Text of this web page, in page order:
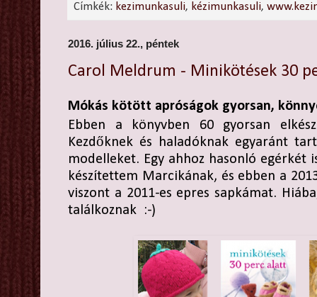
Címkék: kezimunkasuli, kézimunkasuli,
2016. július 22., péntek
Carol Meldrum - Minikötések 30
Mókás kötött apróságok gyorsan,
Ebben a könyvben 60 gyorsan
Kezdőknek és haladóknak egyaránt
modelleket. Egy ahhoz hasonló egérkét
készítettem Marcikának, és ebben a
viszont a 2011-es epres sapkámat.
találkoznak :-)